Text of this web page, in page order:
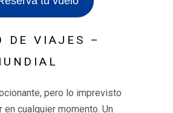
DE VIAJES –
pero lo imprevisto
en cualquier momento. Un